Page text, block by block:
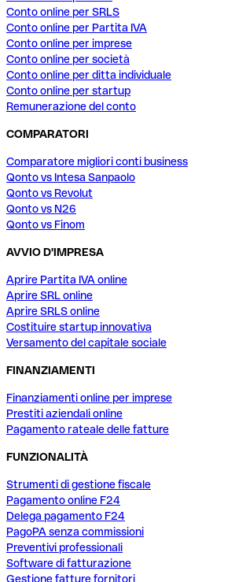
Conto online per SRLS
Conto online per Partita IVA
Conto online per imprese
Conto online per società
Conto online per ditta individuale
Conto online per startup
Remunerazione del conto
COMPARATORI
Comparatore migliori conti business
Qonto vs Intesa Sanpaolo
Qonto vs Revolut
Qonto vs N26
Qonto vs Finom
AVVIO D'IMPRESA
Aprire Partita IVA online
Aprire SRL online
Aprire SRLS online
Costituire startup innovativa
Versamento del capitale sociale
FINANZIAMENTI
Finanziamenti online per imprese
Prestiti aziendali online
Pagamento rateale delle fatture
FUNZIONALITÀ
Strumenti di gestione fiscale
Pagamento online F24
Delega pagamento F24
PagoPA senza commissioni
Preventivi professionali
Software di fatturazione
Gestione fatture fornitori